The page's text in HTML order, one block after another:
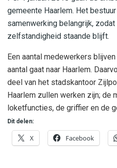
gemeente Haarlem. Het
samenwerking belangrijk,
zelfstandigheid staande blijft.
Een aantal medewerkers
aantal gaat naar Haarlem.
deel van het stadskantoor
Haarlem zullen werken zijn; de
loketfuncties, de griffier en de
Dit delen:
X Facebook